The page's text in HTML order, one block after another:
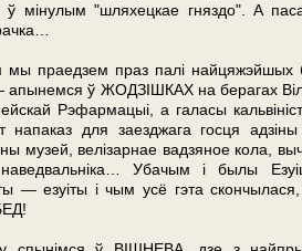
ў мінулым "шляхецкае гняздо". А
мы праедзем праз палі найцяжэйшых
ў ЖОДЗІШКАХ на берагах
Рэфармацыі, а галасы
напаказ для заезджага госця
му­зей, велізарнае вадзяное кола,
Убачым і былы
— езуіты і чым усё гэта